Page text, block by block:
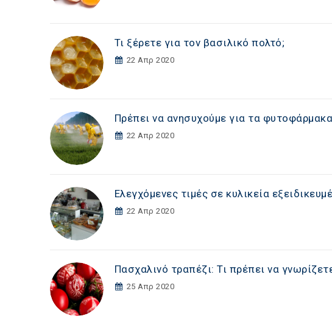
Τι ξέρετε για τον βασιλικό πολτό;
22 Απρ 2020
Πρέπει να ανησυχούμε για τα
22 Απρ 2020
Ελεγχόμενες τιμές σε κυλικεία
22 Απρ 2020
Πασχαλινό τραπέζι: Τι πρέπει να
25 Απρ 2020